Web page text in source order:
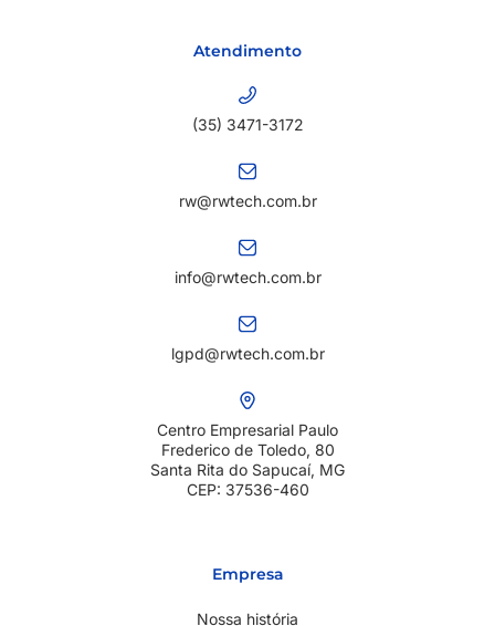
Atendimento
(35) 3471-3172
rw@rwtech.com.br
info@rwtech.com.br
lgpd@rwtech.com.br
Centro Empresarial Paulo
Frederico de Toledo, 80
Santa Rita do Sapucaí, MG
CEP: 37536-460
Empresa
Nossa história